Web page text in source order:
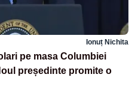
Ionuț Nichita
pe masa Columbiei
președinte promite o